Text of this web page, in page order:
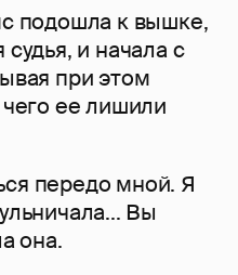
подошла к вышке,
и начала с
при этом
ее лишили
передо мной. Я
Вы
она.